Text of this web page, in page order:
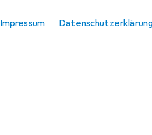
Impressum